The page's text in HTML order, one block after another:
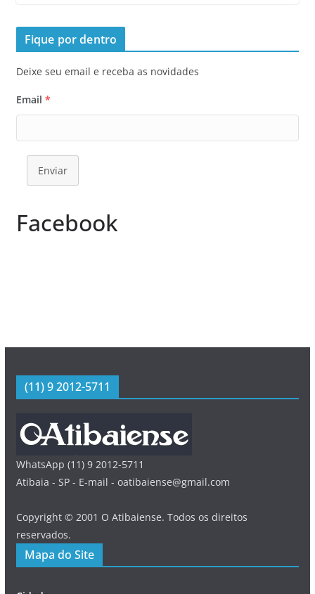
Fique por dentro
Deixe seu email e receba as novidades
Email *
Enviar
Facebook
(11) 9 2012-5711
WhatsApp (11) 9 2012-5711
Atibaia - SP - E-mail - oatibaiense@gmail.com
Copyright © 2001 O Atibaiense. Todos os direitos
reservados.
Mapa do Site